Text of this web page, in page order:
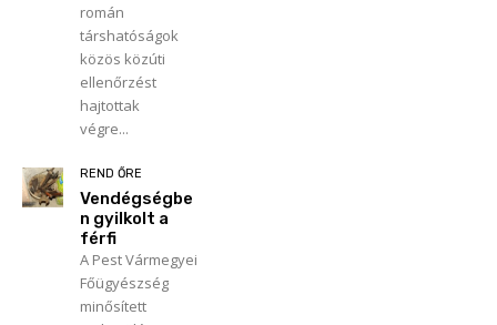
román
társhatóságok
közös közúti
ellenőrzést
hajtottak
végre...
REND ŐRE
Vendégségbe
n gyilkolt a
férfi
A Pest Vármegyei
Főügyészség
minősített